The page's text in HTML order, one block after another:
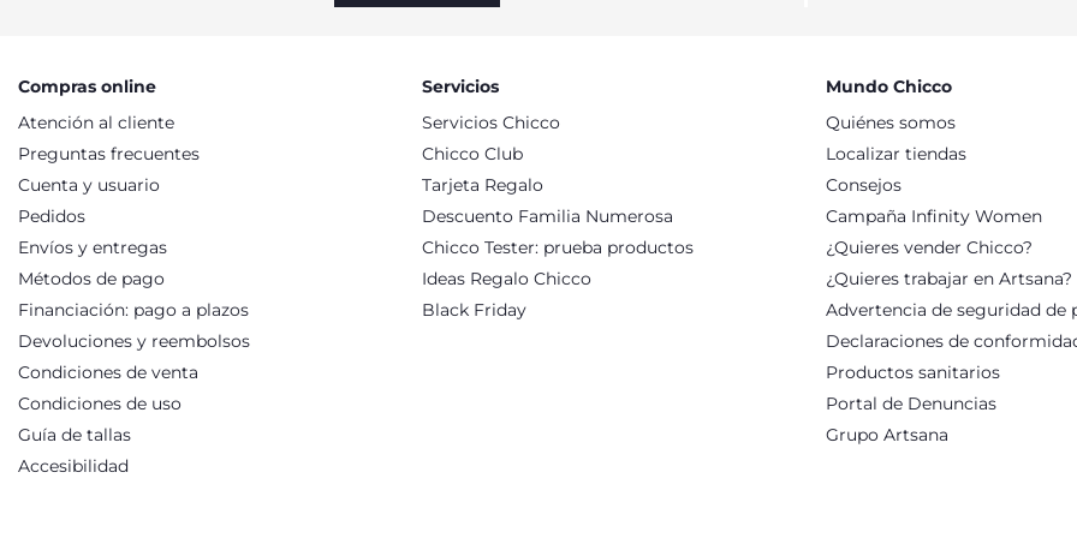
momento del día, con la mejor calidad. Y para ello, todos nuestros vestidos de bebés, niñas y niños son realizados con 100%
que su outfit sea totalmente elegante y original o unas divertidas zapatillas para un look más casual. Encuentra con Chicco
nacidas, niñas y niños ¡ compra tu preferido para un día perfecto!
Compras online
Atención al cliente
Preguntas frecuentes
Cuenta y usuario
Pedidos
Envíos y entregas
Métodos de pago
Financiación: pago a plazos
Devoluciones y reembolsos
Condiciones de venta
Condiciones de uso
Guía de tallas
Accesibilidad
Servicios
Servicios Chicco
Chicco Club
Tarjeta Regalo
Descuento Familia Numerosa
Chicco Tester: prueba productos
Ideas Regalo Chicco
Black Friday
Mundo Chicco
Quiénes somos
Localizar tiendas
Consejos
Campaña Infinity Women
¿Quieres vender Chicco?
¿Quieres trabajar en Artsana?
Advertencia de seguridad de
Declaraciones de
Productos sanitarios
Portal de Denuncias
Grupo Artsana